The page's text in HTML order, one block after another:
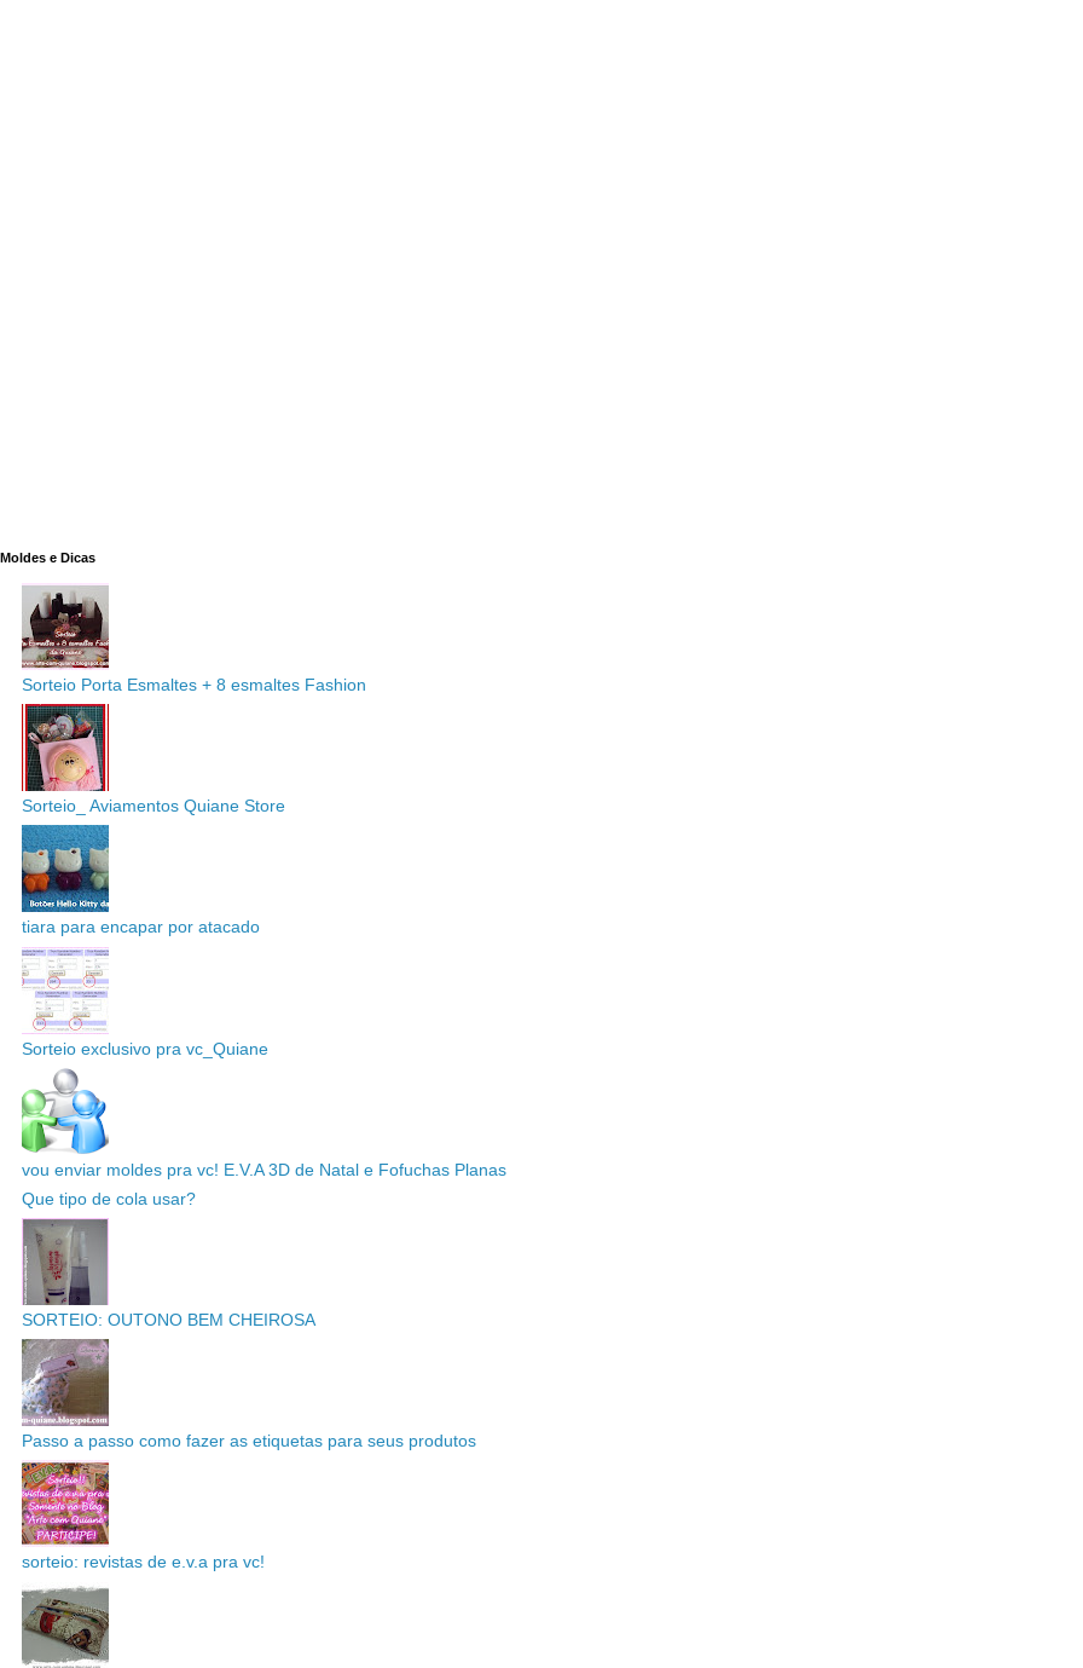
Moldes e Dicas
Sorteio Porta Esmaltes + 8 esmaltes Fashion
Sorteio_ Aviamentos Quiane Store
tiara para encapar por atacado
Sorteio exclusivo pra vc_Quiane
vou enviar moldes pra vc! E.V.A 3D de Natal e Fofuchas Planas
Que tipo de cola usar?
SORTEIO: OUTONO BEM CHEIROSA
Passo a passo como fazer as etiquetas para seus produtos
sorteio: revistas de e.v.a pra vc!